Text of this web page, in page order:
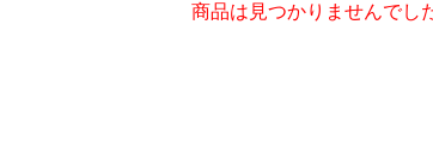
よくあるご質問（Q&A）商品は見つかりませんでし